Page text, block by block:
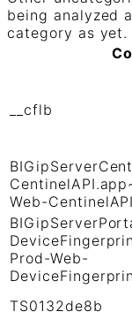
being analyzed
category as yet.
__cflb
Web-
Prod-Web-
TS0132de8b